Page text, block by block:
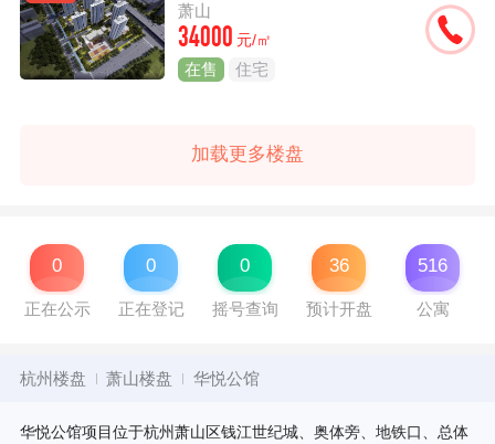
萧山
34000 元/㎡
在售 住宅
加载更多楼盘
0
正在公示
0
正在登记
0
摇号查询
36
预计开盘
516
公寓
杭州楼盘 萧山楼盘 华悦公馆
华悦公馆项目位于杭州萧山区钱江世纪城、奥体旁、地铁口、总体